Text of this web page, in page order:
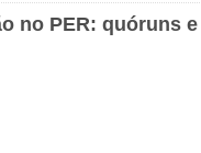
no PER: quóruns